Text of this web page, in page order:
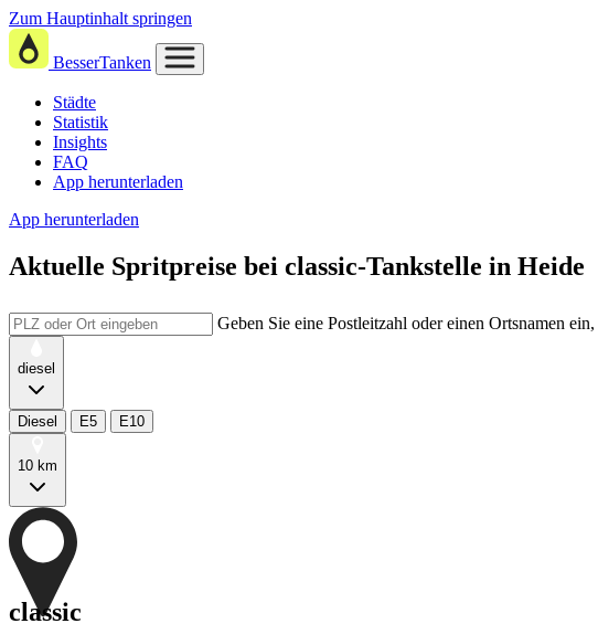
Zum Hauptinhalt springen
BesserTanken
Städte
Statistik
Insights
FAQ
App herunterladen
App herunterladen
Aktuelle Spritpreise bei classic-Tankstelle in Heide
Geben Sie eine Postleitzahl oder einen Ortsnamen
diesel
Diesel E5 E10
10 km
classic